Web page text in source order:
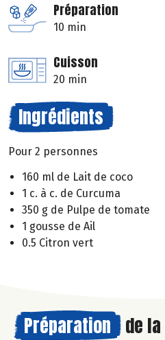
Préparation
10 min
Cuisson
20 min
Ingrédients
Pour 2 personnes
160 ml de Lait de coco
1 c. à c. de Curcuma
350 g de Pulpe de tomate
1 gousse de Ail
0.5 Citron vert
Préparation de la